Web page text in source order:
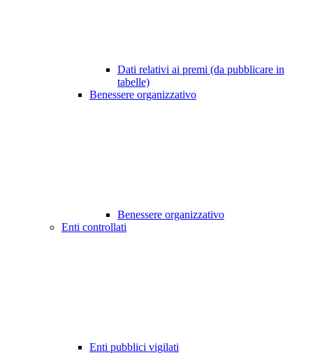
Dati relativi ai premi (da pubblicare in
tabelle)
Benessere organizzativo
Benessere organizzativo
Enti controllati
Enti pubblici vigilati